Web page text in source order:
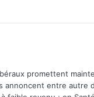
promettent
annoncent entre